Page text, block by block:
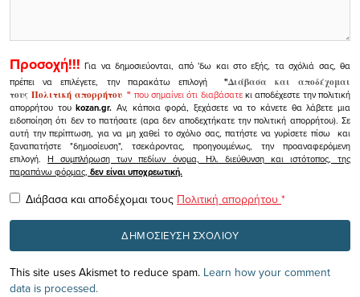
Προσοχή!!! Για να δημοσιεύονται, από 'δω και στο εξής, τα σχόλιά σας, θα
πρέπει να επιλέγετε, την παρακάτω επιλογή
"Διάβασα και αποδέχομαι
τουςΠολιτική απορρήτου" που σημαίνει ότι διαβάσατεκι αποδέχεστε την πολιτική
απορρήτου τουkozan.gr. Αν, κάποια φορά, ξεχάσετε να το κάνετε θα λάβετε μια
ειδοποίηση ότι δεν το πατήσατε (αρα δεν αποδεχτήκατε την πολιτική απορρήτου). Σε
αυτή την περίπτωση, για να μη χαθεί το σχόλιο σας, πατήστε να γυρίσετε πίσω και
ξαναπατήστε "δημοσίευση", τσεκάροντας, προηγουμένως, την προαναφερόμενη
επιλογή.Η συμπλήρωση των πεδίων όνομα, Ηλ. διεύθυνση και ιστότοπος, της
παραπάνω φόρμας, δεν είναι υποχρεωτική.
Διάβασα και αποδέχομαι τους Πολιτική απορρήτου *
This site uses Akismet to reduce spam. Learn how your comment
data is processed.